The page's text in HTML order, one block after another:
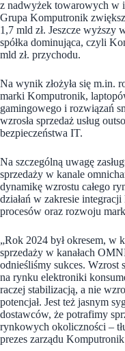
z nadwyżek towarowych w
Grupa Komputronik
1,7 mld zł. Jeszcze wyższy
spółka dominująca, czyli
mld zł. przychodu.
Na wynik złożyła się m.in.
marki Komputronik,
gamingowego i rozwiązań
wzrosła sprzedaż usług
bezpieczeństwa IT.
Na szczególną uwagę
sprzedaży w kanale
dynamikę wzrostu całego
działań w zakresie
procesów oraz rozwoju
„Rok 2024 był okresem, w
sprzedaży w kanałach
odnieśliśmy sukces. Wzrost
na rynku elektroniki
raczej stabilizacją, a nie
potencjał. Jest też jasnym
dostawców, że potrafimy
rynkowych okoliczności –
prezes zarządu